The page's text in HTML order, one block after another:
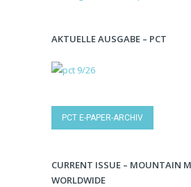
AKTUELLE AUSGABE – PCT
PCT E-PAPER-ARCHIV
CURRENT ISSUE – MOUNTAIN
WORLDWIDE